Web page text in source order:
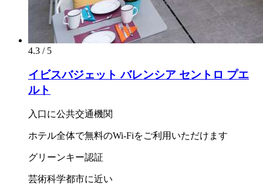
4.3 / 5
イビスバジェット バレンシア セントロ プエ
ルト
入口に公共交通機関
ホテル全体で無料のWi-Fiをご利用いただけます
グリーンキー認証
芸術科学都市に近い